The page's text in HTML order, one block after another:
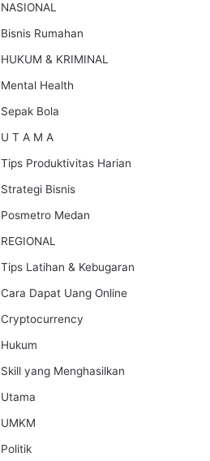
NASIONAL
Bisnis Rumahan
HUKUM & KRIMINAL
Mental Health
Sepak Bola
U T A M A
Tips Produktivitas Harian
Strategi Bisnis
Posmetro Medan
REGIONAL
Tips Latihan & Kebugaran
Cara Dapat Uang Online
Cryptocurrency
Hukum
Skill yang Menghasilkan
Utama
UMKM
Politik